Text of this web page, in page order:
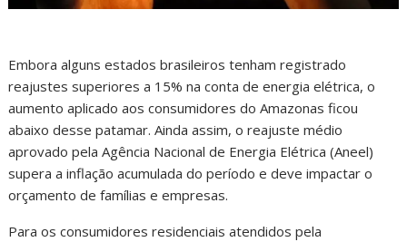
Embora alguns estados brasileiros tenham registrado
reajustes superiores a 15% na conta de energia elétrica, o
aumento aplicado aos consumidores do Amazonas ficou
abaixo desse patamar. Ainda assim, o reajuste médio
aprovado pela Agência Nacional de Energia Elétrica (Aneel)
supera a inflação acumulada do período e deve impactar o
orçamento de famílias e empresas.
Para os consumidores residenciais atendidos pela